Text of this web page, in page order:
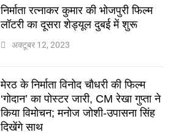
निर्माता रत्नाकर कुमार की भोजपुरी फिल्म
लॉटरी का दूसरा शेड्यूल दुबई में शुरू
अक्टूबर 12, 2023
मेरठ के निर्माता विनोद चौधरी की फिल्म
‘गोदान’ का पोस्टर जारी, CM रेखा गुप्ता ने
किया विमोचन; मनोज जोशी-उपासना सिंह
दिखेंगे साथ